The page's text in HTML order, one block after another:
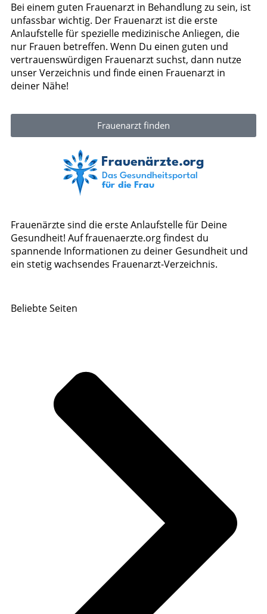
Bei einem guten Frauenarzt in Behandlung zu sein, ist
unfassbar wichtig. Der Frauenarzt ist die erste
Anlaufstelle für spezielle medizinische Anliegen, die
nur Frauen betreffen. Wenn Du einen guten und
vertrauenswürdigen Frauenarzt suchst, dann nutze
unser Verzeichnis und finde einen Frauenarzt in
deiner Nähe!
Frauenarzt finden
Frauenärzte sind die erste Anlaufstelle für Deine
Gesundheit! Auf frauenaerzte.org findest du
spannende Informationen zu deiner Gesundheit und
ein stetig wachsendes Frauenarzt-Verzeichnis.
Beliebte Seiten